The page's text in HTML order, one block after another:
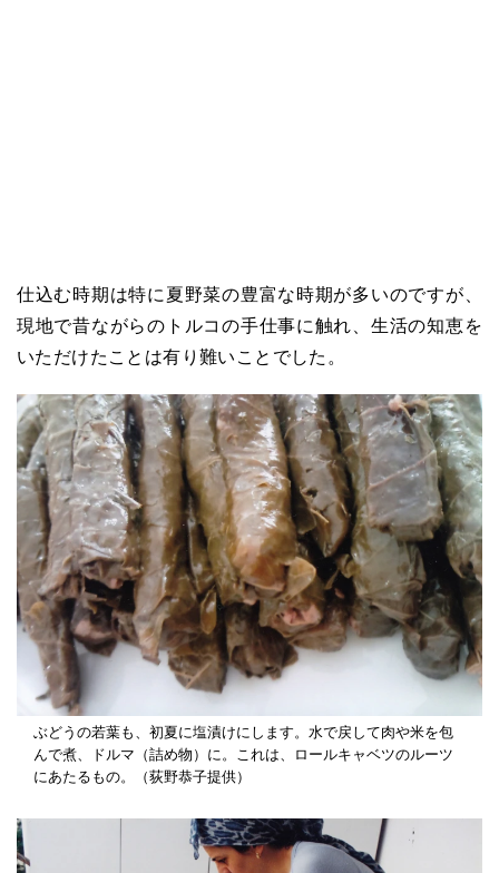
仕込む時期は特に夏野菜の豊富な時期が多いのですが、
現地で昔ながらのトルコの手仕事に触れ、生活の知恵を
いただけたことは有り難いことでした。
ぶどうの若葉も、初夏に塩漬けにします。水で戻して肉や米を包
んで煮、ドルマ（詰め物）に。これは、ロールキャベツのルーツ
にあたるもの。（荻野恭子提供）